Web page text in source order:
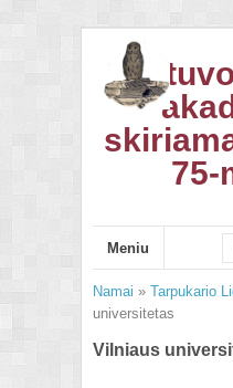
75-
Meniu
Namai » Tarpukario
universitetas
Vilniaus